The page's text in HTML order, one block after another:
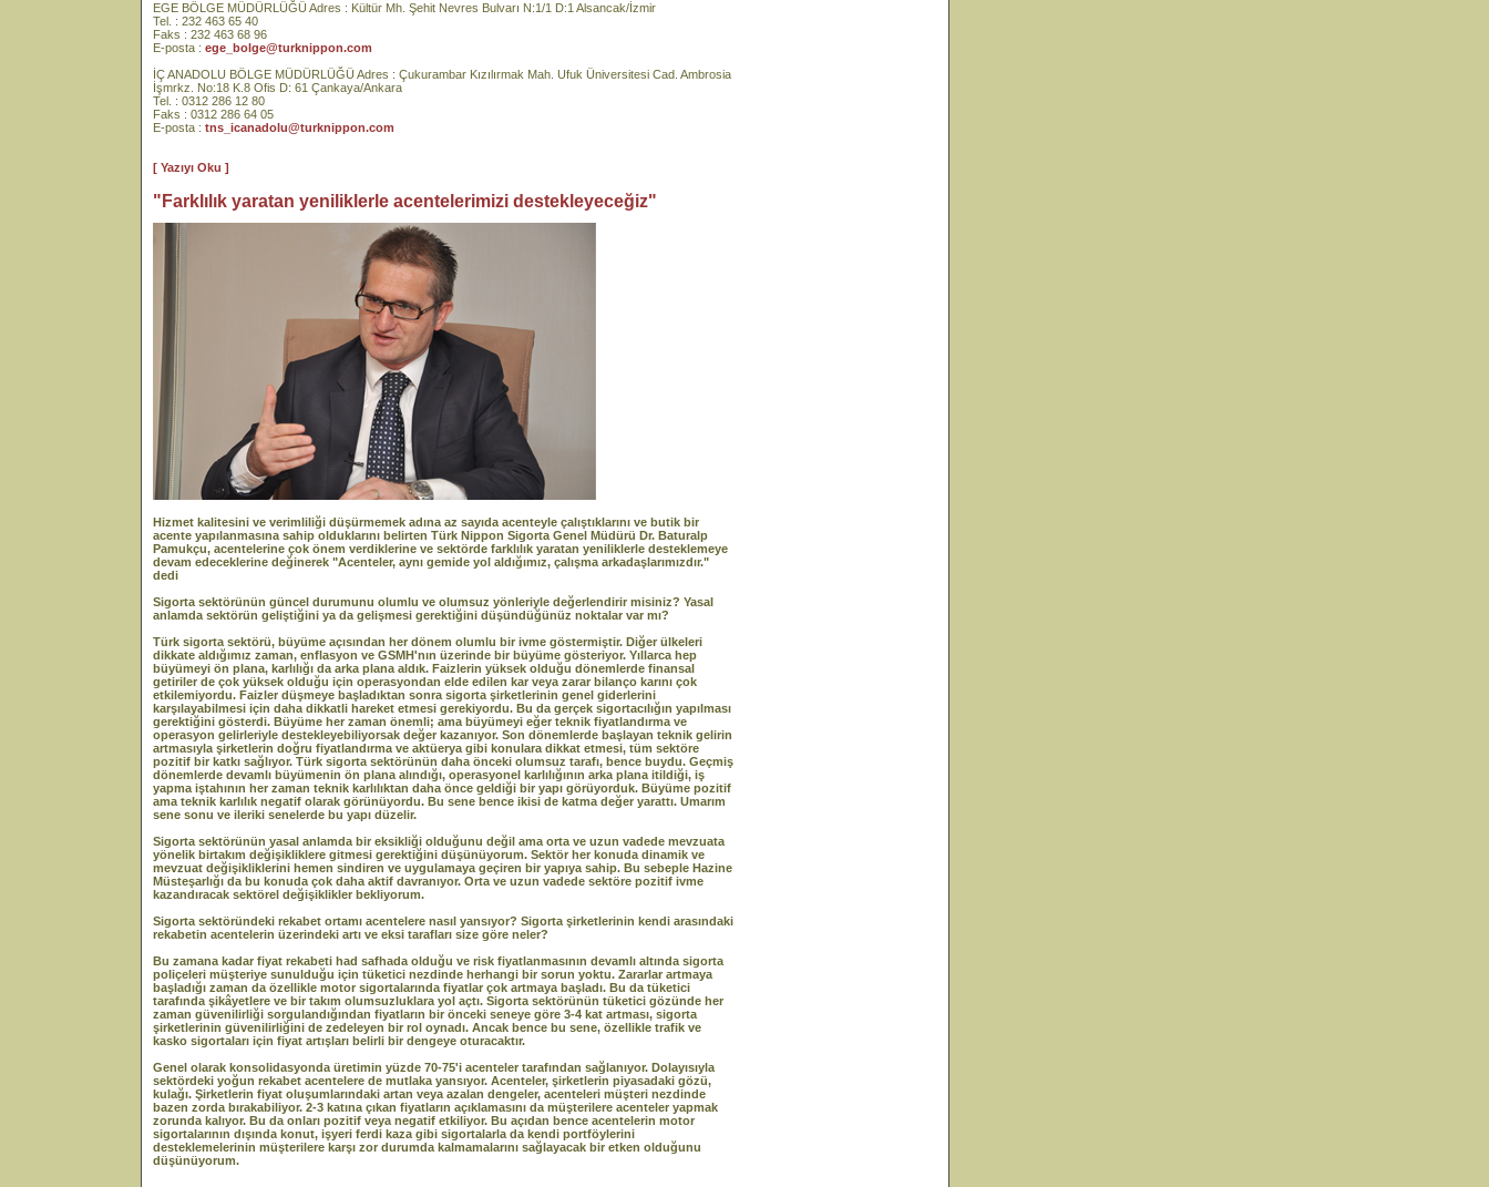
EGE BÖLGE MÜDÜRLÜĞÜ Adres : Kültür Mh. Şehit Nevres Bulvarı N:1/1 D:1 Alsancak/İzmir
Tel. : 232 463 65 40
Faks : 232 463 68 96
E-posta : ege_bolge@turknippon.com
İÇ ANADOLU BÖLGE MÜDÜRLÜĞÜ Adres : Çukurambar Kızılırmak Mah. Ufuk Üniversitesi Cad. Ambrosia
İşmrkz. No:18 K.8 Ofis D: 61 Çankaya/Ankara
Tel. : 0312 286 12 80
Faks : 0312 286 64 05
E-posta : tns_icanadolu@turknippon.com
[ Yazıyı Oku ]
"Farklılık yaratan yeniliklerle acentelerimizi destekleyeceğiz"
Hizmet kalitesini ve verimliliği düşürmemek adına az sayıda acenteyle çalıştıklarını ve butik bir
acente yapılanmasına sahip olduklarını belirten Türk Nippon Sigorta Genel Müdürü Dr. Baturalp
Pamukçu, acentelerine çok önem verdiklerine ve sektörde farklılık yaratan yeniliklerle desteklemeye
devam edeceklerine değinerek "Acenteler, aynı gemide yol aldığımız, çalışma arkadaşlarımızdır."
dedi
Sigorta sektörünün güncel durumunu olumlu ve olumsuz yönleriyle değerlendirir misiniz? Yasal
anlamda sektörün geliştiğini ya da gelişmesi gerektiğini düşündüğünüz noktalar var mı?
Türk sigorta sektörü, büyüme açısından her dönem olumlu bir ivme göstermiştir. Diğer ülkeleri
dikkate aldığımız zaman, enflasyon ve GSMH'nın üzerinde bir büyüme gösteriyor. Yıllarca hep
büyümeyi ön plana, karlılığı da arka plana aldık. Faizlerin yüksek olduğu dönemlerde finansal
getiriler de çok yüksek olduğu için operasyondan elde edilen kar veya zarar bilanço karını çok
etkilemiyordu. Faizler düşmeye başladıktan sonra sigorta şirketlerinin genel giderlerini
karşılayabilmesi için daha dikkatli hareket etmesi gerekiyordu. Bu da gerçek sigortacılığın yapılması
gerektiğini gösterdi. Büyüme her zaman önemli; ama büyümeyi eğer teknik fiyatlandırma ve
operasyon gelirleriyle destekleyebiliyorsak değer kazanıyor. Son dönemlerde başlayan teknik gelirin
artmasıyla şirketlerin doğru fiyatlandırma ve aktüerya gibi konulara dikkat etmesi, tüm sektöre
pozitif bir katkı sağlıyor. Türk sigorta sektörünün daha önceki olumsuz tarafı, bence buydu. Geçmiş
dönemlerde devamlı büyümenin ön plana alındığı, operasyonel karlılığının arka plana itildiği, iş
yapma iştahının her zaman teknik karlılıktan daha önce geldiği bir yapı görüyorduk. Büyüme pozitif
ama teknik karlılık negatif olarak görünüyordu. Bu sene bence ikisi de katma değer yarattı. Umarım
sene sonu ve ileriki senelerde bu yapı düzelir.
Sigorta sektörünün yasal anlamda bir eksikliği olduğunu değil ama orta ve uzun vadede mevzuata
yönelik birtakım değişikliklere gitmesi gerektiğini düşünüyorum. Sektör her konuda dinamik ve
mevzuat değişikliklerini hemen sindiren ve uygulamaya geçiren bir yapıya sahip. Bu sebeple Hazine
Müsteşarlığı da bu konuda çok daha aktif davranıyor. Orta ve uzun vadede sektöre pozitif ivme
kazandıracak sektörel değişiklikler bekliyorum.
Sigorta sektöründeki rekabet ortamı acentelere nasıl yansıyor? Sigorta şirketlerinin kendi arasındaki
rekabetin acentelerin üzerindeki artı ve eksi tarafları size göre neler?
Bu zamana kadar fiyat rekabeti had safhada olduğu ve risk fiyatlanmasının devamlı altında sigorta
poliçeleri müşteriye sunulduğu için tüketici nezdinde herhangi bir sorun yoktu. Zararlar artmaya
başladığı zaman da özellikle motor sigortalarında fiyatlar çok artmaya başladı. Bu da tüketici
tarafında şikâyetlere ve bir takım olumsuzluklara yol açtı. Sigorta sektörünün tüketici gözünde her
zaman güvenilirliği sorgulandığından fiyatların bir önceki seneye göre 3-4 kat artması, sigorta
şirketlerinin güvenilirliğini de zedeleyen bir rol oynadı. Ancak bence bu sene, özellikle trafik ve
kasko sigortaları için fiyat artışları belirli bir dengeye oturacaktır.
Genel olarak konsolidasyonda üretimin yüzde 70-75'i acenteler tarafından sağlanıyor. Dolayısıyla
sektördeki yoğun rekabet acentelere de mutlaka yansıyor. Acenteler, şirketlerin piyasadaki gözü,
kulağı. Şirketlerin fiyat oluşumlarındaki artan veya azalan dengeler, acenteleri müşteri nezdinde
bazen zorda bırakabiliyor. 2-3 katına çıkan fiyatların açıklamasını da müşterilere acenteler yapmak
zorunda kalıyor. Bu da onları pozitif veya negatif etkiliyor. Bu açıdan bence acentelerin motor
sigortalarının dışında konut, işyeri ferdi kaza gibi sigortalarla da kendi portföylerini
desteklemelerinin müşterilere karşı zor durumda kalmamalarını sağlayacak bir etken olduğunu
düşünüyorum.